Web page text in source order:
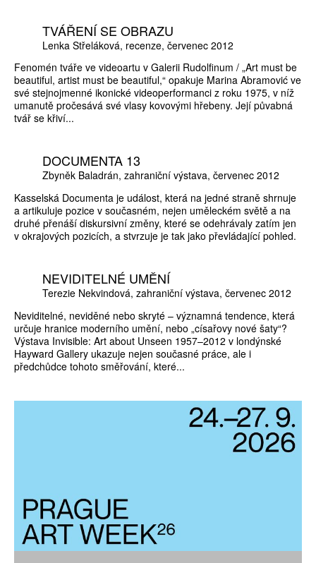
TVÁŘENÍ SE OBRAZU
Lenka Střeláková recenze červenec 2012
Fenomén tváře ve videoartu v Galerii Rudolfinum / „Art must be
beautiful, artist must be beautiful,“ opakuje Marina Abramović ve
své stejnojmenné ikonické videoperformanci z roku 1975, v níž
umanutě pročesává své vlasy kovovými hřebeny. Její půvabná
tvář se křiví...
DOCUMENTA 13
Zbyněk Baladrán zahraniční výstava červenec 2012
Kasselská Documenta je událost, která na jedné straně shrnuje
a artikuluje pozice v současném, nejen uměleckém světě a na
druhé přenáší diskursivní změny, které se odehrávaly zatím jen
v okrajových pozicích, a stvrzuje je tak jako převládající pohled.
NEVIDITELNÉ UMĚNÍ
Terezie Nekvindová zahraniční výstava červenec 2012
Neviditelné, neviděné nebo skryté – významná tendence, která
určuje hranice moderního umění, nebo „císařovy nové šaty“?
Výstava Invisible: Art about Unseen 1957–2012 v londýnské
Hayward Gallery ukazuje nejen současné práce, ale i
předchůdce tohoto směřování, které...